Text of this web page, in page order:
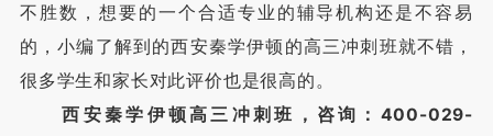
不胜数，想要的一个合适专业的辅导机构还是不容易
的，小编了解到的西安秦学伊顿的高三冲刺班就不错，
很多学生和家长对此评价也是很高的。
西安秦学伊顿高三冲刺班，咨询：400-029-